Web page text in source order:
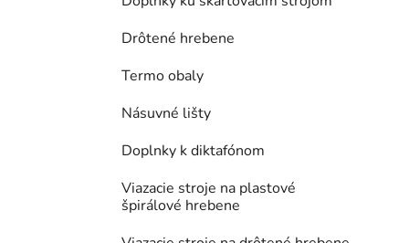
Drôtené hrebene
Termo obaly
Násuvné lišty
Doplnky k diktafónom
Viazacie stroje na plastové
špirálové hrebene